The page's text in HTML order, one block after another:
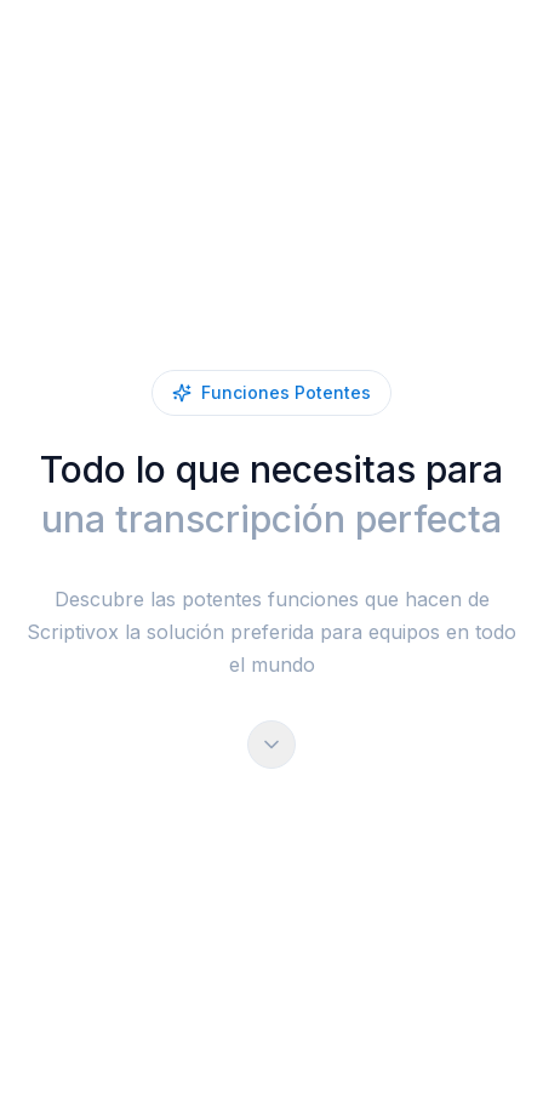
Funciones Potentes
Todo lo que necesitas para
una transcripción perfecta
Descubre las potentes funciones que hacen de
Scriptivox la solución preferida para equipos en todo
el mundo